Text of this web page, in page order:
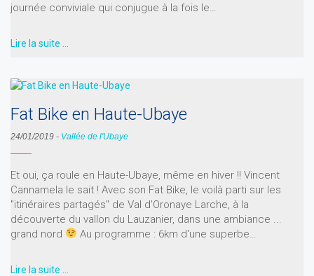
journée conviviale qui conjugue à la fois le…
Lire la suite …
Fat Bike en Haute-Ubaye
24/01/2019 - Vallée de l'Ubaye
Et oui, ça roule en Haute-Ubaye, même en hiver !! Vincent
Cannamela le sait ! Avec son Fat Bike, le voilà parti sur les
"itinéraires partagés" de Val d'Oronaye Larche, à la
découverte du vallon du Lauzanier, dans une ambiance ...
grand nord
Au programme : 6km d'une superbe…
Lire la suite …